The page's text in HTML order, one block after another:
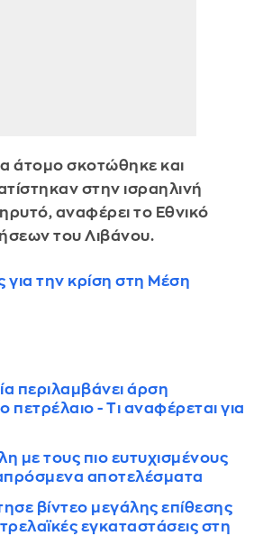
άτομο σκοτώθηκε και
στην ισραηλινή
αναφέρει το Εθνικό
του Λιβάνου.
για την κρίση στη Μέση
περιλαμβάνει άρση
πετρέλαιο - Τι αναφέρεται για
με τους πιο ευτυχισμένους
αποτελέσματα
βίντεο μεγάλης επίθεσης
εγκαταστάσεις στη